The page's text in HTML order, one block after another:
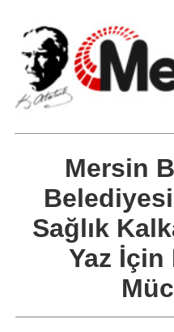
Mersin
Sağlık
Yaz